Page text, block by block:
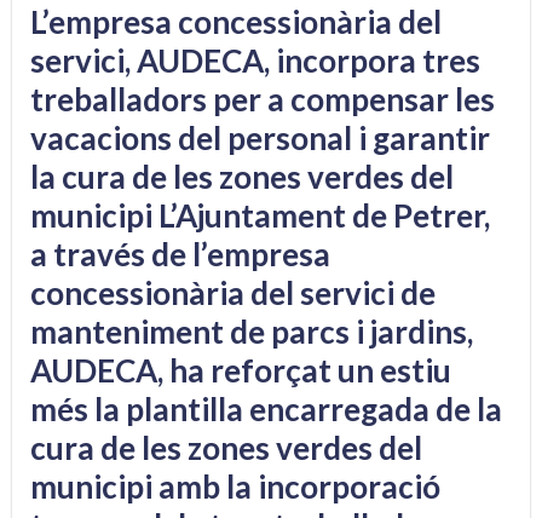
L’empresa concessionària del
servici, AUDECA, incorpora tres
treballadors per a compensar les
vacacions del personal i garantir
la cura de les zones verdes del
municipi L’Ajuntament de Petrer,
a través de l’empresa
concessionària del servici de
manteniment de parcs i jardins,
AUDECA, ha reforçat un estiu
més la plantilla encarregada de la
cura de les zones verdes del
municipi amb la incorporació